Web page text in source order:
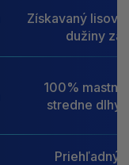
Získavaný
dužiny za
100%
stredne
Priehľadný